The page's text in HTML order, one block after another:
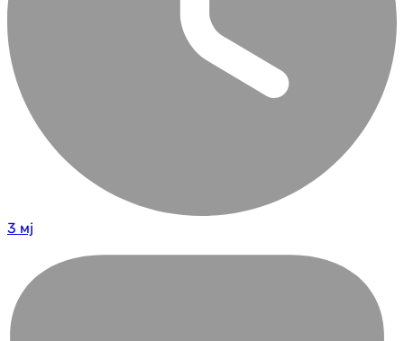
3 мј